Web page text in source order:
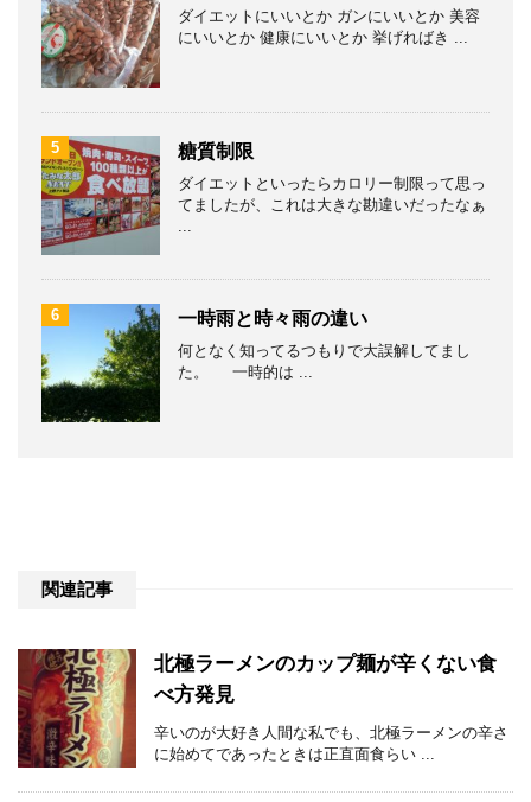
ダイエットにいいとか ガンにいいとか 美容
にいいとか 健康にいいとか 挙げればき ...
5 糖質制限
ダイエットといったらカロリー制限って思っ
てましたが、これは大きな勘違いだったなぁ
...
6 一時雨と時々雨の違い
何となく知ってるつもりで大誤解してまし
た。 一時的は ...
関連記事
北極ラーメンのカップ麺が辛くない食
べ方発見
辛いのが大好き人間な私でも、北極ラーメンの辛さ
に始めてであったときは正直面食らい ...